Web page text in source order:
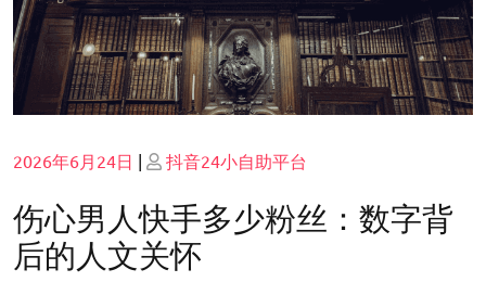
Posted
2026年6月24日 | Posted
抖音24小自助平台
伤心男人快手多少粉丝：数字背
后的人文关怀